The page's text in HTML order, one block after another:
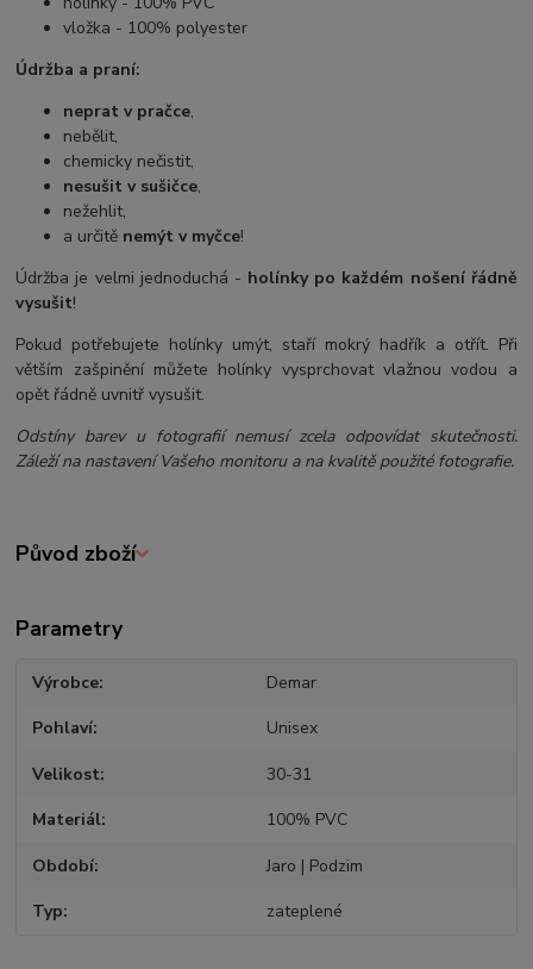
vložka - 100% polyester
Údržba a praní:
neprat v pračce,
nebělit,
chemicky nečistit,
nesušit v sušičce,
nežehlit,
a určitě nemýt v myčce!
Údržba je velmi jednoduchá - holínky po každém nošení řádně
vysušit!
Pokud potřebujete holínky umýt, staří mokrý hadřík a otřít. Při
větším zašpinění můžete holínky vysprchovat vlažnou vodou a
opět řádně uvnitř vysušit.
Odstíny barev u fotografií nemusí zcela odpovídat skutečnosti.
Záleží na nastavení Vašeho monitoru a na kvalitě použité fotografie.
Původ zboží
Parametry
Výrobce Demar
Pohlaví Unisex
Velikost 30-31
Materiál 100% PVC
Období Jaro | Podzim
Typ zateplené